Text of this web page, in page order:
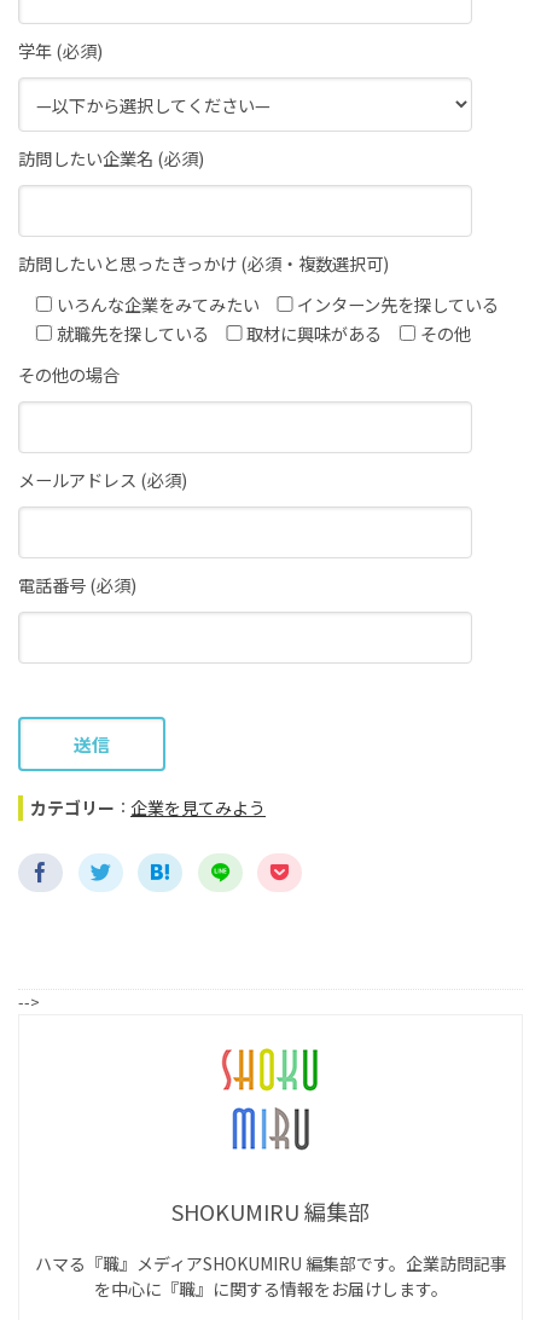
学年 (必須)
訪問したい企業名 (必須)
訪問したいと思ったきっかけ (必須・複数選択可)
いろんな企業をみてみたい
インターン先を探している
就職先を探している
取材に興味がある
その他
その他の場合
メールアドレス (必須)
電話番号 (必須)
カテゴリー ： 企業を見てみよう
-->
SHOKUMIRU 編集部
ハマる『職』メディアSHOKUMIRU 編集部です。企業訪問記事
を中心に『職』に関する情報をお届けします。